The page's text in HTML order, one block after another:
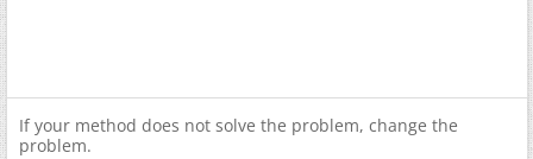
If your method does not solve the problem, change the
problem.